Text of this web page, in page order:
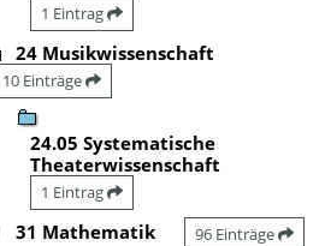
1 Eintrag
24 Musikwissenschaft
10 Einträge
24.05 Systematische
Theaterwissenschaft
1 Eintrag
31 Mathematik 96 Einträge